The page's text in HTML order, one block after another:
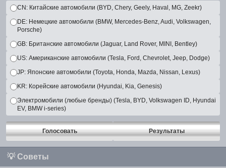
CN: Китайские автомобили (BYD, Chery, Geely, Haval, MG, Zeekr)
DE: Немецкие автомобили (BMW, Mercedes-Benz, Audi, Volkswagen,
Porsche)
GB: Британские автомобили (Jaguar, Land Rover, MINI, Bentley)
US: Американские автомобили (Tesla, Ford, Chevrolet, Jeep, Dodge)
JP: Японские автомобили (Toyota, Honda, Mazda, Nissan, Lexus)
KR: Корейские автомобили (Hyundai, Kia, Genesis)
Электромобили (любые бренды) (Tesla, BYD, Volkswagen ID, Hyundai
EV, BMW i-series)
Голосовать Результаты
💡 Советы